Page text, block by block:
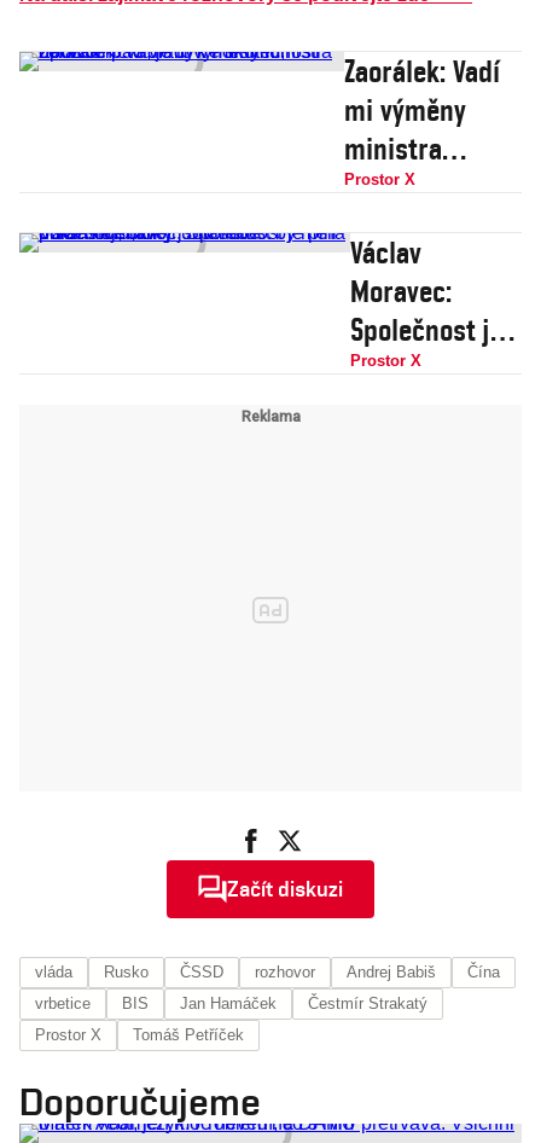
Zaorálek: Vadí
mi výměny
ministra
zdravotnictví,
je to k
horšímu,
opozice pád
vlády ve
skutečnosti
Prostor X
Václav
Moravec:
Společnost je
plná
Prostor X
Začít diskuzi
vláda Rusko ČSSD rozhovor Andrej Babiš
Čína
vrbetice
BIS Jan Hamáček
Čestmír Strakatý
Prostor X
Tomáš Petříček
Doporučujeme